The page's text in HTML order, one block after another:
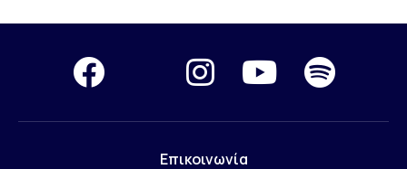
Επικοινωνία